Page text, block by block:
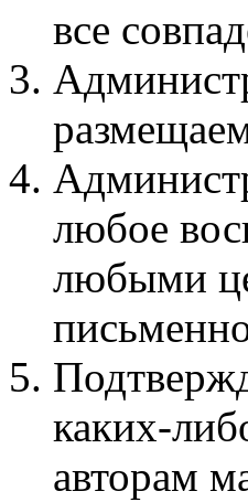
все
любое
любыми
каких-
авторам